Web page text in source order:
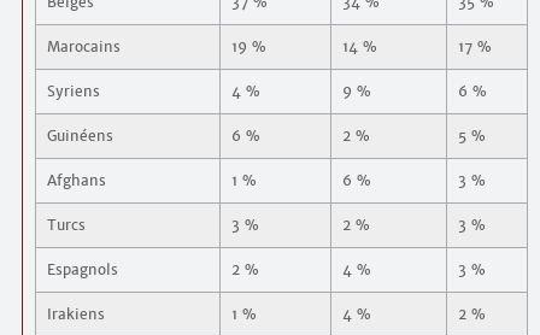
Marocains 19 % 14 % 17 %
Syriens 4 % 9 % 6 %
Guinéens 6 % 2 % 5 %
Afghans 1 % 6 % 3 %
Turcs 3 % 2 % 3 %
Espagnols 2 % 4 % 3 %
Irakiens 1 % 4 % 2 %